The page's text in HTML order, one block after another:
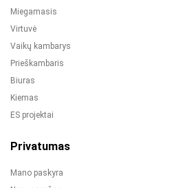
Miegamasis
Virtuvė
Vaikų kambarys
Prieškambaris
Biuras
Kiemas
ES projektai
Privatumas
Mano paskyra